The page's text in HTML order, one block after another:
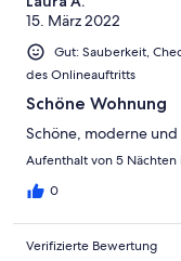
15. März 2022
Gut: Sauberkeit,
des Onlineauftritts
Schöne Wohnung
Schöne, moderne
Aufenthalt von 5 Nächten
0
Verifizierte Bewertung